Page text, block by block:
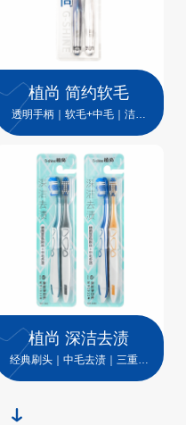
植尚 简约软毛
透明手柄｜软毛+中毛｜洁齿
植尚 深洁去渍
经典刷头｜中毛去渍｜三重清